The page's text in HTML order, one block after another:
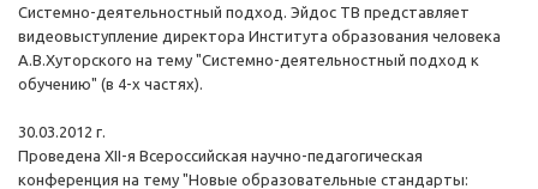
Системно-деятельностный подход. Эйдос ТВ представляет
видеовыступление директора Института образования человека
А.В.Хуторского на тему "Системно-деятельностный подход к
обучению" (в 4-х частях).
30.03.2012 г.
Проведена XII-я Всероссийская научно-педагогическая
конференция на тему "Новые образовательные стандарты: